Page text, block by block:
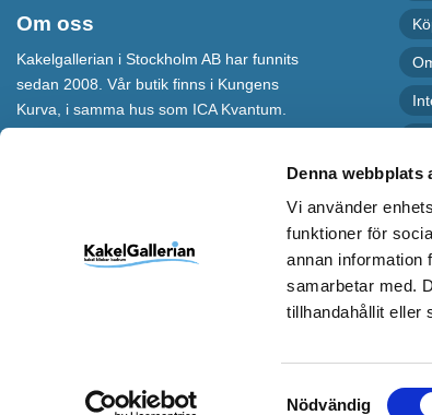
Denna webbplats
Vi använder
funktioner för
annan information
samarbetar med.
tillhandahållit eller
Samtyckesval
Nödvändig
Om oss
Kakelgallerian i Stockholm AB har funnits
sedan 2008. Vår butik finns i Kungens
Kurva, i samma hus som ICA Kvantum.
kommer till vår butik eller besöker vår
webbshop ska bli inspirerade till nya och